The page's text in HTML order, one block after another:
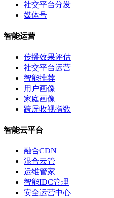
社交平台分发
媒体号
智能运营
传播效果评估
社交平台运营
智能推荐
用户画像
家庭画像
跨屏收视指数
智能云平台
融合CDN
混合云管
运维管家
智能IDC管理
安全运营中心